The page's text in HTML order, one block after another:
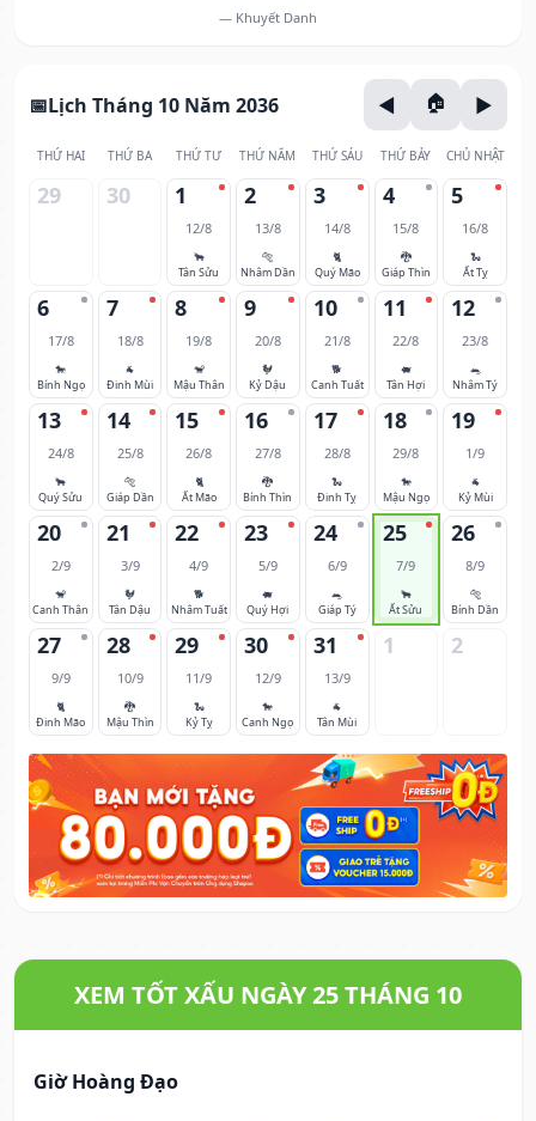
— Khuyết Danh
Lịch Tháng 10 Năm 2036
THỨ HAI THỨ BA THỨ TƯ THỨ NĂM THỨ SÁU THỨ BẢY CHỦ NHẬT
29 30 1
12/8
🐂
Tân Sửu
2
13/8
🐅
Nhâm Dần
3
14/8
🐈
Quý Mão
4
15/8
🐉
Giáp Thìn
5
16/8
🐍
Ất Tỵ
6
17/8
🐎
Bính Ngọ
7
18/8
🐐
Đinh Mùi
8
19/8
🐒
Mậu Thân
9
20/8
🐓
Kỷ Dậu
10
21/8
🐕
Canh Tuất
11
22/8
🐖
Tân Hợi
12
23/8
🐀
Nhâm Tý
13
24/8
🐂
Quý Sửu
14
25/8
🐅
Giáp Dần
15
26/8
🐈
Ất Mão
16
27/8
🐉
Bính Thìn
17
28/8
🐍
Đinh Tỵ
18
29/8
🐎
Mậu Ngọ
19
1/9
🐐
Kỷ Mùi
20
2/9
🐒
Canh Thân
21
3/9
🐓
Tân Dậu
22
4/9
🐕
Nhâm Tuất
23
5/9
🐖
Quý Hợi
24
6/9
🐀
Giáp Tý
25
7/9
🐂
Ất Sửu
26
8/9
🐅
Bính Dần
27
9/9
🐈
Đinh Mão
28
10/9
🐉
Mậu Thìn
29
11/9
🐍
Kỷ Tỵ
30
12/9
🐎
Canh Ngọ
31
13/9
🐐
Tân Mùi
1 2
XEM TỐT XẤU NGÀY 25 THÁNG 10
Giờ Hoàng Đạo